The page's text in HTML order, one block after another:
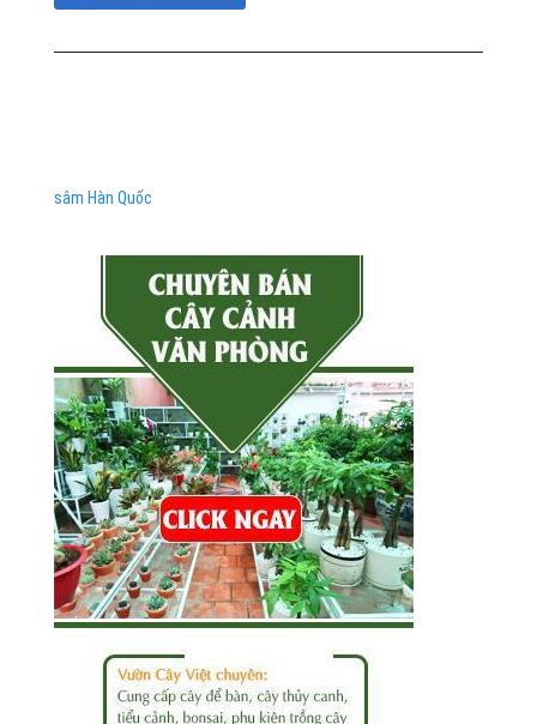
sâm Hàn Quốc